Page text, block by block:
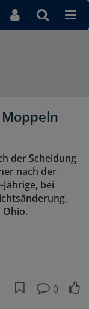
der Scheidung
nach der
bei
0